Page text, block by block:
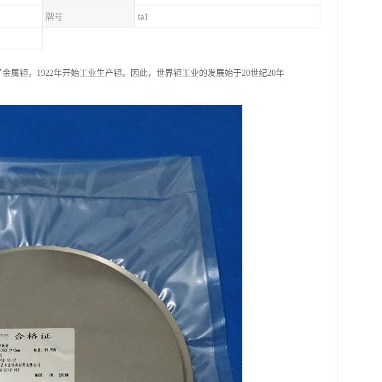
牌号 ta1
属钽，1922年开始工业生产钽。因此，世界钽工业的发展始于20世纪20年